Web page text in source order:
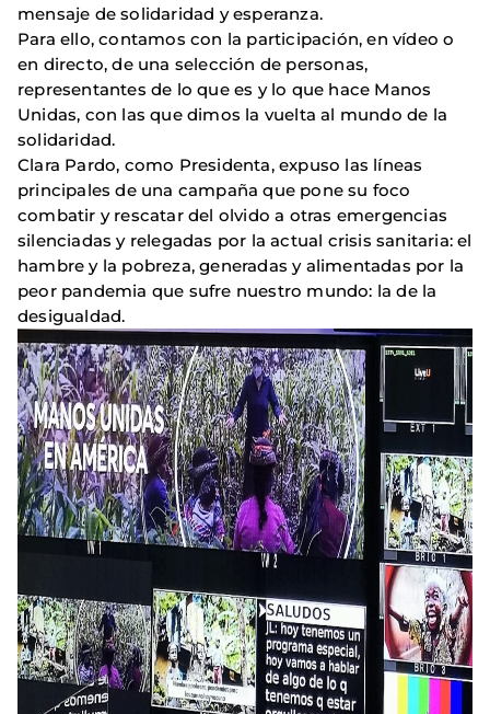
mensaje de solidaridad y esperanza.
Para ello, contamos con la participación, en vídeo o
en directo, de una selección de personas,
representantes de lo que es y lo que hace Manos
Unidas, con las que dimos la vuelta al mundo de la
solidaridad.
Clara Pardo, como Presidenta, expuso las líneas
principales de una campaña que pone su foco
combatir y rescatar del olvido a otras emergencias
silenciadas y relegadas por la actual crisis sanitaria: el
hambre y la pobreza, generadas y alimentadas por la
peor pandemia que sufre nuestro mundo: la de la
desigualdad.